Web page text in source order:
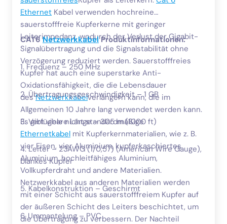
Ethernet Kabel verwenden hochreine
sauerstofffreie Kupferkerne mit geringer
Leiterimpedanz, wodurch der Verlust der Gigabit-
Signalübertragung und die Signalstabilität ohne
Verzögerung reduziert werden. Sauerstofffreies
Kupfer hat auch eine superstarke Anti-
Oxidationsfähigkeit, die die Lebensdauer
desNetzwerkkabelverlängern kann, die im
Allgemeinen 10 Jahre lang verwendet werden kann.
Es gibt viele nicht standardmäßige
Ethernetkabel mit Kupferkernmaterialien, wie z. B.
vier Eisen, vier Aluminium, kupferkaschiertes
Aluminium, hochleitfähiges Aluminium,
Vollkupferdraht und andere Materialien.
Netzwerkkabel aus anderen Materialien werden
mit einer Schicht aus sauerstofffreiem Kupfer auf
der äußeren Schicht des Leiters beschichtet, um
die Übertragung zu verbessern. Der Nachteil
CAT6NetzwerkkabelProduktinformationen:
1. Frequenz – 250 MHz
2. Übertragungsgeschwindigkeit – 1 GB
3. Verfügbare Länge – 305 m (1000 ft)
4. Leiter – 23AWG (1/0,57) (American Wire Gauge),
blankes Kupfer
5. Kabelkonstruktion – Geschirmt
6. Ummantelung – PVC